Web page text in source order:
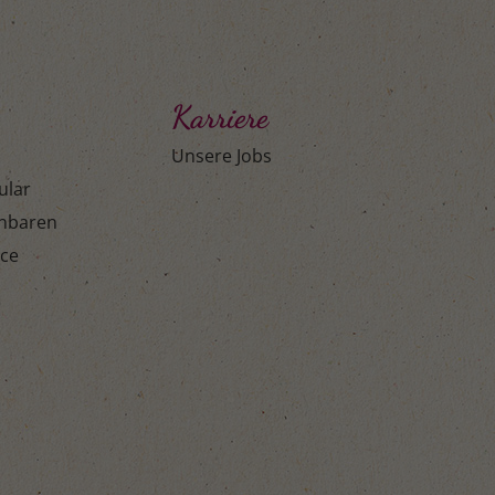
Karriere
Unsere Jobs